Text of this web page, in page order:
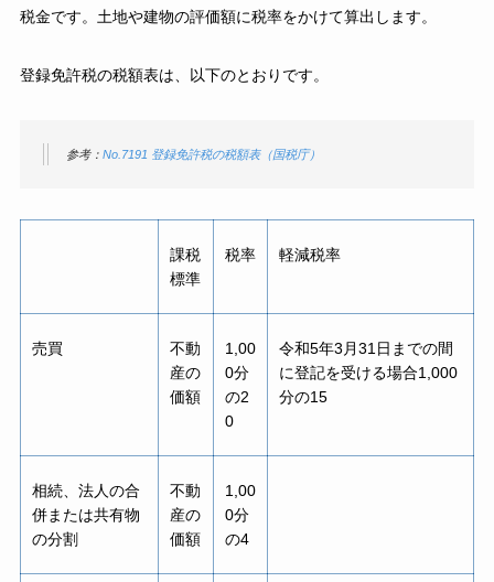
税金です。土地や建物の評価額に税率をかけて算出します。
登録免許税の税額表は、以下のとおりです。
参考： No.7191 登録免許税の税額表（国税庁）
課税
標準
税率 軽減税率
売買
不動
産の
価額
1,00
0分
の2
0
令和5年3月31日までの間
に登記を受ける場合1,000
分の15
相続、法人の合
併または共有物
の分割
不動
産の
価額
1,00
0分
の4